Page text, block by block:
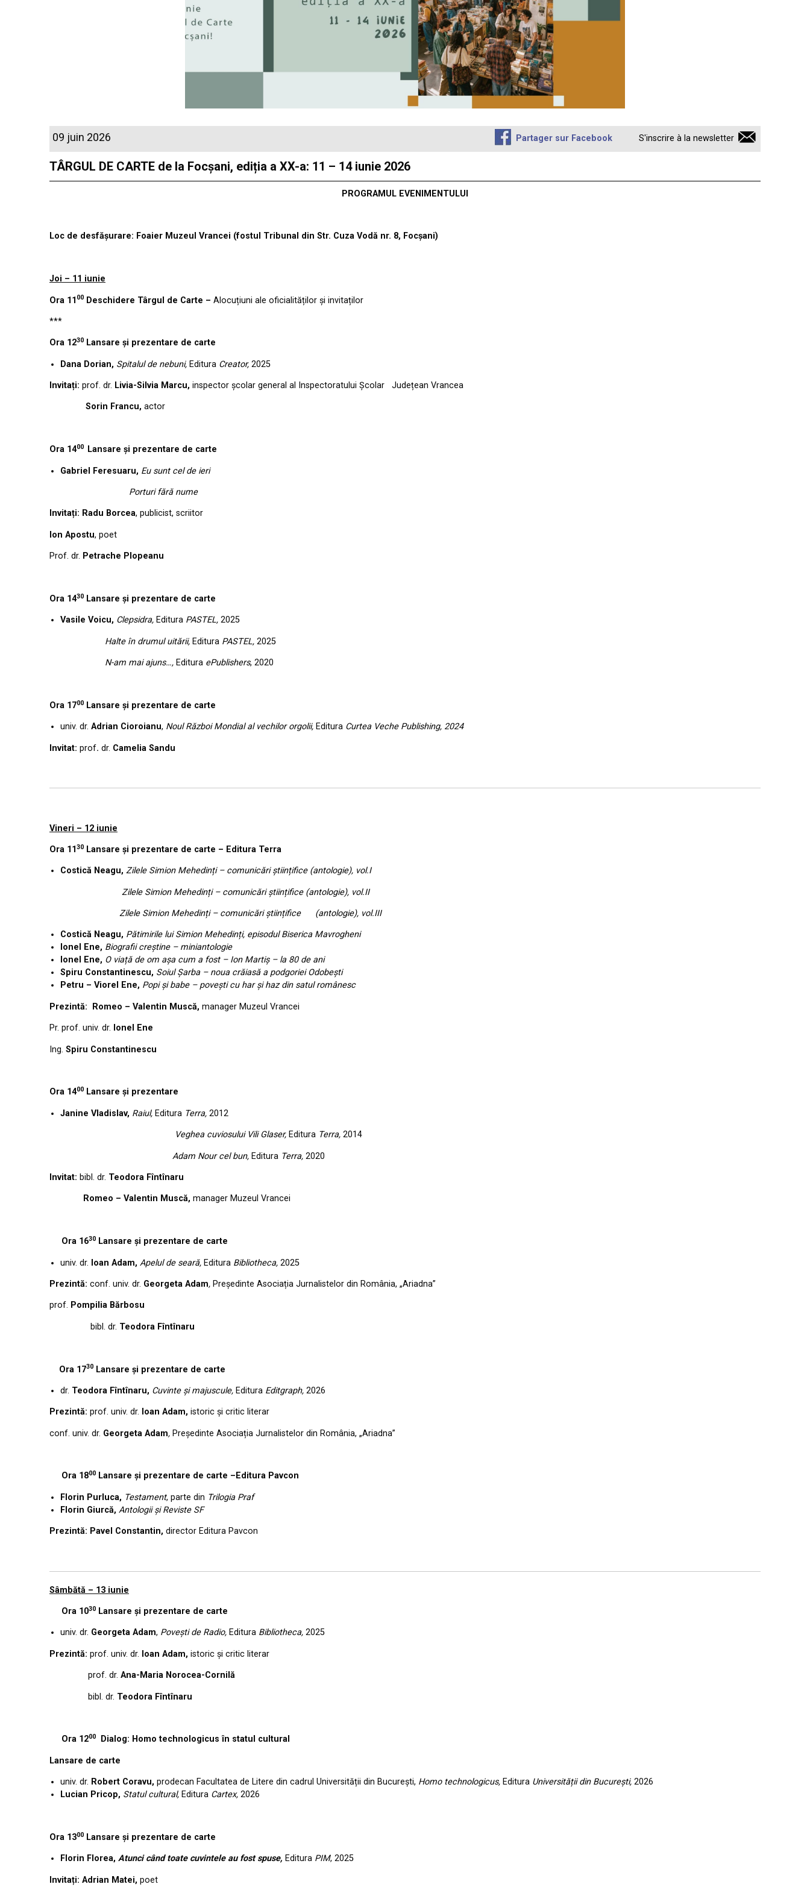
09 juin 2026 Partager sur Facebook S'inscrire à la newsletter
TÂRGUL DE CARTE de la Focșani, ediția a XX-a: 11 – 14 iunie 2026
PROGRAMUL EVENIMENTULUI
Loc de desfășurare: Foaier Muzeul Vrancei (fostul Tribunal din Str. Cuza Vodă nr. 8, Focșani)
Joi – 11 iunie
Ora 11 00Deschidere Târgul de Carte – Alocuțiuni ale oficialităților și invitaților
***
Ora 1230Lansare și prezentare de carte
Dana Dorian, Spitalul de nebuni, Editura Creator, 2025
Invitați: prof. dr. Livia-Silvia Marcu, inspector școlar general al Inspectoratului Școlar Județean Vrancea
Sorin Francu, actor
Ora 1400 Lansare și prezentare de carte
Gabriel Feresuaru, Eu sunt cel de ieri
Porturi fără nume
Invitați: Radu Borcea, publicist, scriitor
Ion Apostu, poet
Prof. dr. Petrache Plopeanu
Ora 1430Lansare și prezentare de carte
Vasile Voicu, Clepsidra, Editura PASTEL, 2025
Halte în drumul uitării, Editura PASTEL, 2025
N-am mai ajuns…, Editura ePublishers, 2020
Ora 1700Lansare și prezentare de carte
univ. dr. Adrian Cioroianu, Noul Război Mondial al vechilor orgolii, Editura Curtea Veche Publishing, 2024
Invitat: prof. dr. Camelia Sandu
Vineri – 12 iunie
Ora 1130Lansare și prezentare de carte – Editura Terra
Costică Neagu, Zilele Simion Mehedinți – comunicări științifice (antologie), vol.I
Zilele Simion Mehedinți – comunicări științifice (antologie), vol.II
Zilele Simion Mehedinți – comunicări științifice (antologie), vol.III
Costică Neagu, Pătimirile lui Simion Mehedinți, episodulBiserica Mavrogheni
Ionel Ene, Biografii creștine – miniantologie
Ionel Ene, O viață de om așa cum a fost – Ion Martiș – la 80 de ani
Spiru Constantinescu, Soiul Șarba – noua crăiasă a podgoriei Odobești
Petru – Viorel Ene, Popi și babe – povești cu har și haz din satul românesc
Prezintă: Romeo – Valentin Muscă, manager Muzeul Vrancei
Pr. prof. univ. dr. Ionel Ene
Ing. Spiru Constantinescu
Ora 1400Lansare și prezentare
Janine Vladislav, Raiul, Editura Terra, 2012
Veghea cuviosului Vili Glaser, EdituraTerra, 2014
Adam Nour cel bun, EdituraTerra, 2020
Invitat: bibl. dr. Teodora Fîntînaru
Romeo – Valentin Muscă, manager Muzeul Vrancei
Ora 1630Lansare și prezentare de carte
univ. dr. Ioan Adam, Apelul de seară, Editura Bibliotheca, 2025
Prezintă: conf. univ. dr. Georgeta Adam, Președinte Asociația Jurnalistelor din România, „Ariadna”
prof. Pompilia Bărbosu
bibl. dr. Teodora Fîntînaru
Ora 1730Lansare și prezentare de carte
dr. Teodora Fîntînaru, Cuvinte și majuscule, Editura Editgraph, 2026
Prezintă: prof. univ. dr. Ioan Adam, istoric și critic literar
conf. univ. dr. Georgeta Adam, Președinte Asociația Jurnalistelor din România, „Ariadna”
Ora 1800 Lansare și prezentare de carte –Editura Pavcon
Florin Purluca, Testament, parte din Trilogia Praf
Florin Giurcă, Antologii și Reviste SF
Prezintă: Pavel Constantin, director Editura Pavcon
Sâmbătă – 13 iunie
Ora 1030 Lansare și prezentare de carte
univ. dr. Georgeta Adam, Povești de Radio, Editura Bibliotheca, 2025
Prezintă: prof. univ. dr. Ioan Adam, istoric și critic literar
prof. dr. Ana-Maria Norocea-Cornilă
bibl. dr. Teodora Fîntînaru
Ora 1200 Dialog: Homo technologicus în statul cultural
Lansare de carte
univ. dr. Robert Coravu, prodecan Facultatea de Litere din cadrul Universității din București, Homo technologicus, Editura Universității din București, 2026
Lucian Pricop, Statul cultural, Editura Cartex,2026
Ora 1300Lansare și prezentare de carte
Florin Florea, Atunci când toate cuvintele au fost spuse, Editura PIM, 2025
Invitați: Adrian Matei, poet